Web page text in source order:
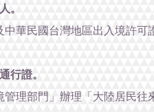
。
華民國台灣地區出入境許可
行證。
理部門」辦理「大陸居民往